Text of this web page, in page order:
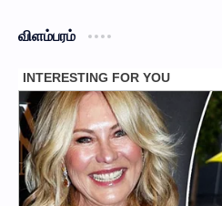
விளம்பரம்